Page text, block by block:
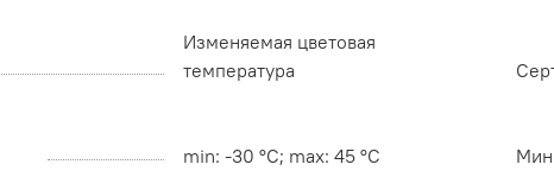
Изменяемая цветовая
температура
min: -30 °C; max: 45 °C